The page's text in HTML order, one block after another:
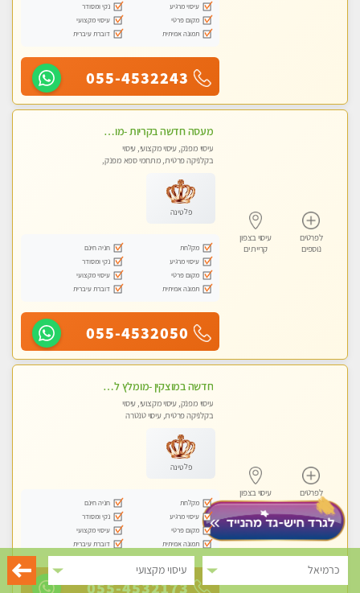
כרמיאל עיסוי מקצועי
עיסוי מרגיע
נקי ומסודר
מקום פרטי
עיסוי מקצועי
תמונה אמיתית
דוברת עיברית
055-4532243
לפרטים
נוספים
עיסוי בצפון
קריית ים
מעסה חדשה בקריות -מומלץ לחלוטין!!!! כל סוגי העיסויים מעסה מקצועית ואיכותית פרטי!!!
עיסוי מפנק, עיסוי מקצועי, עיסוי
בקלניקה פרטית, מתחמי ספא מפנק,
פלטינה
מקלחת
חניה חינם
עיסוי מרגיע
נקי ומסודר
מקום פרטי
עיסוי מקצועי
תמונה אמיתית
דוברת עיברית
055-4532050
לפרטים
נוספים
עיסוי בצפון
קריית ים
חדשה במוצקין -מומלץ לחלוטין! כל סוגי העיסויים מעסה מקצועית ואיכותית פרטי!!!
עיסוי מפנק, עיסוי מקצועי, עיסוי
בקלניקה פרטית, עיסוי טנטרה
פלטינה
מקלחת
חניה חינם
עיסוי מרגיע
נקי ומסודר
מקום פרטי
עיסוי מקצועי
תמונה אמיתית
דוברת עיברית
055-4532173